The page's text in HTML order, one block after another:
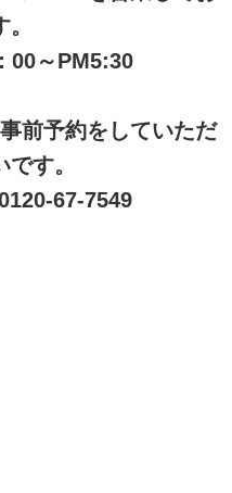
PM5:30
前予約をしていただ
す。
67-7549